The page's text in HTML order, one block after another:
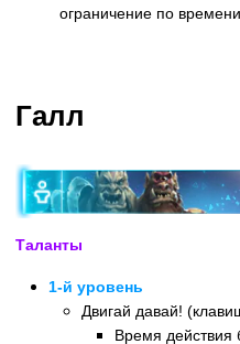
ограничение по
Галл
Таланты
1-й уровень
Двигай давай!
Время действия